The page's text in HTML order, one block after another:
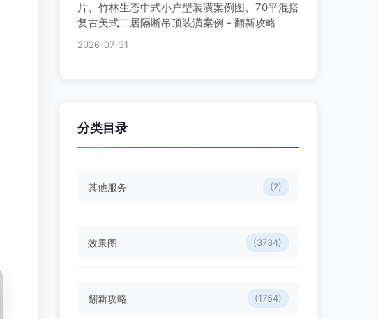
片、竹林生态中式小户型装潢案例图、70平混搭
复古美式二居隔断吊顶装潢案例 - 翻新攻略
2026-07-31
分类目录
其他服务 (7)
效果图 (3734)
翻新攻略 (1754)